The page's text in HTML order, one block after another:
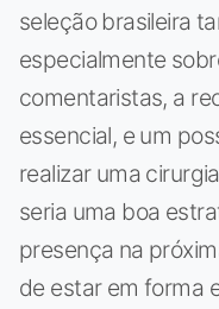
seleção brasileira
especialmente
comentaristas, a
essencial, e um
realizar uma
seria uma boa
presença na
de estar em forma